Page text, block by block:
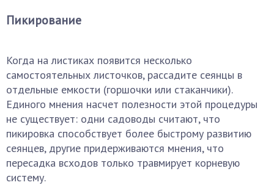
Пикирование
Когда на листиках появится несколько
самостоятельных листочков, рассадите сеянцы в
отдельные емкости (горшочки или стаканчики).
Единого мнения насчет полезности этой процедуры
не существует: одни садоводы считают, что
пикировка способствует более быстрому развитию
сеянцев, другие придерживаются мнения, что
пересадка всходов только травмирует корневую
систему.